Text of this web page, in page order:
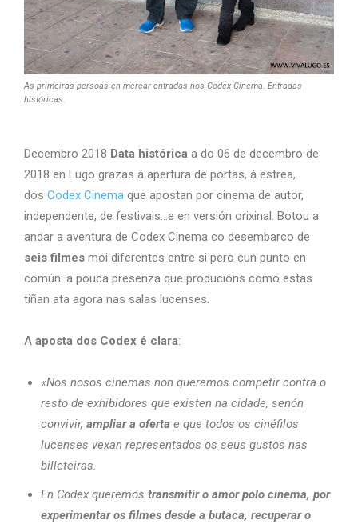
As primeiras persoas en mercar entradas nos Codex Cinema. Entradas
históricas.
Decembro 2018 Data histórica a do 06 de decembro de
2018 en Lugo grazas á apertura de portas, á estrea,
dos Codex Cinema que apostan por cinema de autor,
independente, de festivais…e en versión orixinal. Botou a
andar a aventura de Codex Cinema co desembarco de
seis filmes moi diferentes entre si pero cun punto en
común: a pouca presenza que producións como estas
tiñan ata agora nas salas lucenses.
A aposta dos Codex é clara:
«Nos nosos cinemas non queremos competir contra o
resto de exhibidores que existen na cidade, senón
convivir, ampliar a oferta e que todos os cinéfilos
lucenses vexan representados os seus gustos nas
billeteiras.
En Codex queremos transmitir o amor polo cinema, por
experimentar os filmes desde a butaca, recuperar o